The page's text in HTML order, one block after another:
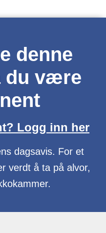
denne
du være
Logg inn her
dagsavis. For et
verdt å ta på alvor,